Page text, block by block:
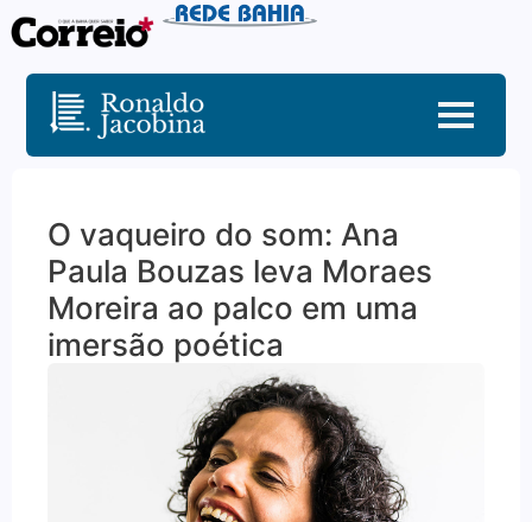
O vaqueiro do som: Ana
Paula Bouzas leva Moraes
Moreira ao palco em uma
imersão poética